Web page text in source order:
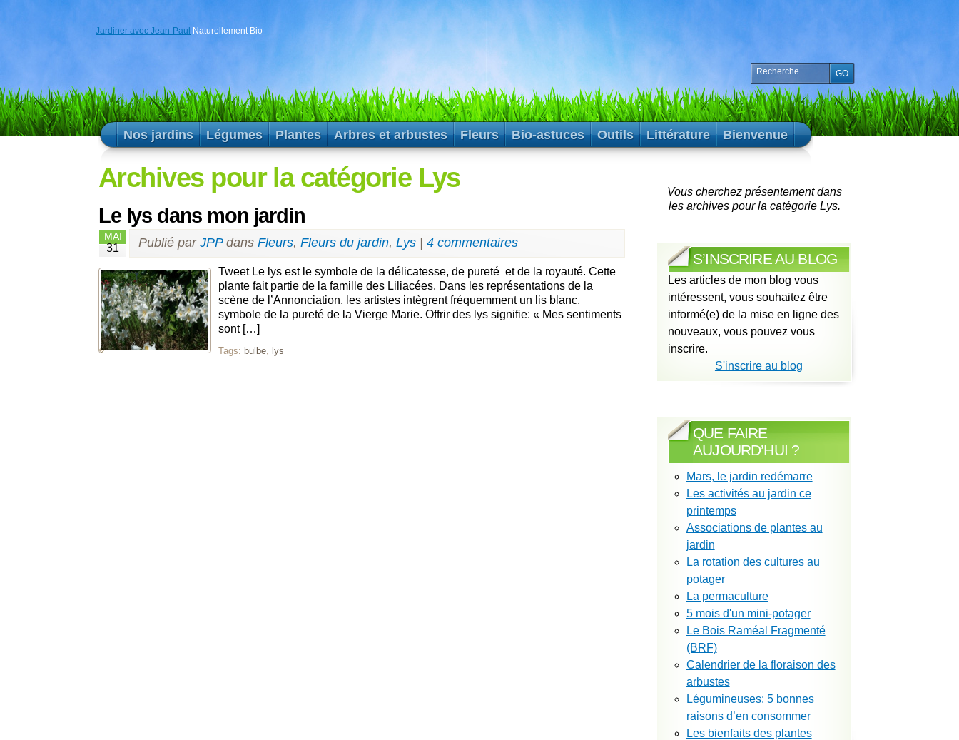
Jardiner avec Jean-Paul Naturellement Bio
Nos jardins Légumes Plantes Arbres et arbustes Fleurs Bio-astuces Outils Littérature Bienvenue
Archives pour la catégorie Lys
Le lys dans mon jardin
MAI
31 Publié par JPPdans Fleurs, Fleurs du jardin, Lys 4 commentaires
Tweet Le lys est le symbole de la délicatesse, de pureté et de la royauté. Cette
plante fait partie de la famille des Liliacées. Dans les représentations de la
scène de l’Annonciation, les artistes intègrent fréquemment un lis blanc,
symbole de la pureté de la Vierge Marie. Offrir des lys signifie: « Mes sentiments
sont […]
Tags: bulbe lys
Vous cherchez présentement dans
les archives pour la catégorie Lys.
S’INSCRIRE AU BLOG
Les articles de mon blog vous
intéressent, vous souhaitez être
informé(e) de la mise en ligne des
nouveaux, vous pouvez vous
inscrire.
S'inscrire au blog
QUE FAIRE
AUJOURD’HUI ?
Mars, le jardin redémarre
Les activités au jardin ce
printemps
Associations de plantes au
jardin
La rotation des cultures au
potager
La permaculture
5 mois d'un mini-potager
Le Bois Raméal Fragmenté
(BRF)
Calendrier de la floraison des
arbustes
Légumineuses: 5 bonnes
raisons d’en consommer
Les bienfaits des plantes